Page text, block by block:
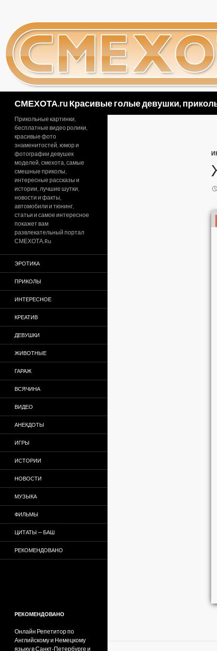
СМЕХОТА.ru Красивые голые девушки,
Прикольные картинки,
бесплатные видео ролики,
красивые фото
знаменитостей, юмор и
фотографии девушек
моделей, смехота, самые
смешные приколы,
интересные рассказы и
истории, лучшие шутки,
новости и факты,
автомобили и тюнинг,
статьи и самое интересное
покажет вам
развлекательный портал
СМЕХОТА.Ru
ЭРОТИКА
ПРИКОЛЫ
ИНТЕРЕСНОЕ
КРЕАТИВ
ДЕВУШКИ
ЖИВОТНЫЕ
ГАРАЖ
ВСЯЧИНА
ВИДЕО
АНЕКДОТЫ
ИГРЫ
ИСТОРИИ
НОВОСТИ
МУЗЫКА
ФИЛЬМЫ
ЦИТАТЫ — БАШ
РЕКОМЕНДОВАНО
РЕКОМЕНДОВАНО
Онлайн Репетитор по
Английскому и Немецкому
языку в Санкт-Петербурге и